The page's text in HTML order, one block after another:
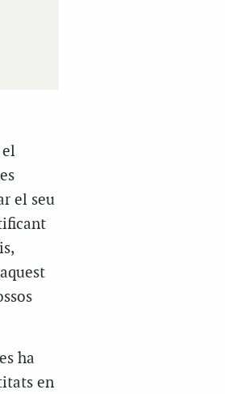
el seu
ha
en